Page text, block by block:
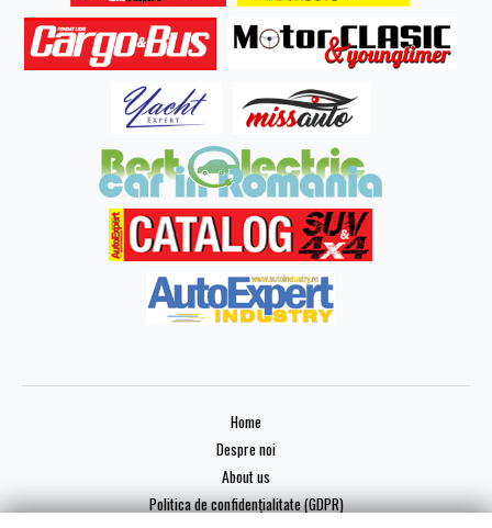
Home
Despre noi
About us
Politica de confidențialitate (GDPR)